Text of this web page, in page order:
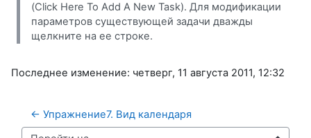
(Click Here To Add A New Task). Для модификации
параметров существующей задачи дважды
щелкните на ее строке.
Последнее изменение: четверг, 11 августа 2011, 12:32
← Упражнение7. Вид календаря